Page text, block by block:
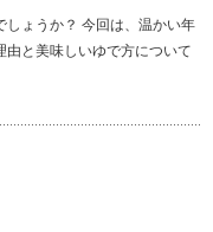
しょうか？ 今回は、温かい年
由と美味しいゆで方について